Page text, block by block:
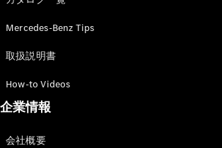
オンラインショールーム
Mercedes-Benz Tips
取扱説明書
How-to Videos
企業情報
会社概要